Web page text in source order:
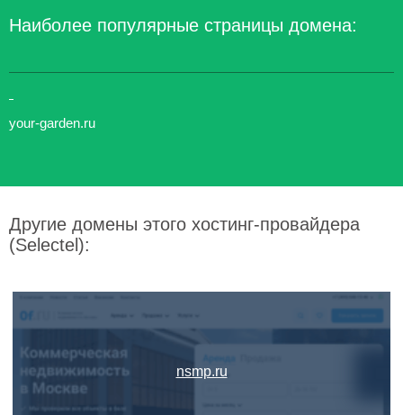
Наиболее популярные страницы домена:
your-garden.ru
Другие домены этого хостинг-провайдера
(Selectel):
nsmp.ru